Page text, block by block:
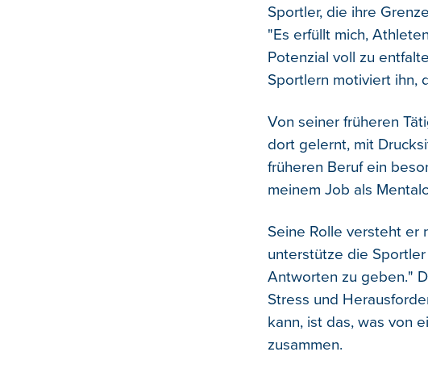
Sportler, die ihre
"Es erfüllt mich,
Potenzial voll zu
Sportlern motiviert ihn,
Von seiner früheren
dort gelernt, mit
früheren Beruf ein
meinem Job als
Seine Rolle versteht er
unterstütze die
Antworten zu geben."
Stress und
kann, ist das, was von
zusammen.